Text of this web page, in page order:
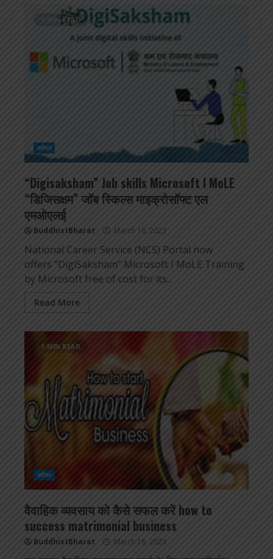
1 MIN READ
करियर
“Digisaksham” Job skills Microsoft l MoLE
“डिजिसक्षम” जॉब स्किल्स माइक्रोसॉफ्ट एल
एमओएलई
BuddhistBharat March 18, 2023
National Career Service (NCS) Portal now
offers “DigiSaksham” Microsoft I MoLE Training
by Microsoft free of cost for its...
Read More
1 MIN READ
करियर
वैवाहिक व्यवसाय को कैसे सफल करें how to
success matrimonial business
BuddhistBharat March 18, 2023